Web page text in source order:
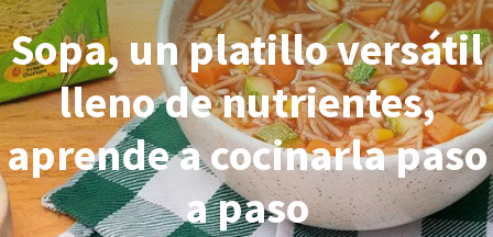
Sopa, un platillo versátil
lleno de nutrientes,
aprende a cocinarla paso
a paso